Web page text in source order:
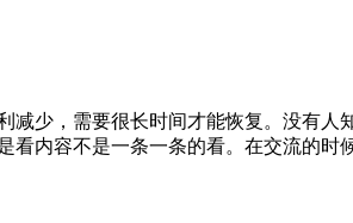
少，需要很长时间才能恢复。没有
内容不是一条一条的看。在交流的